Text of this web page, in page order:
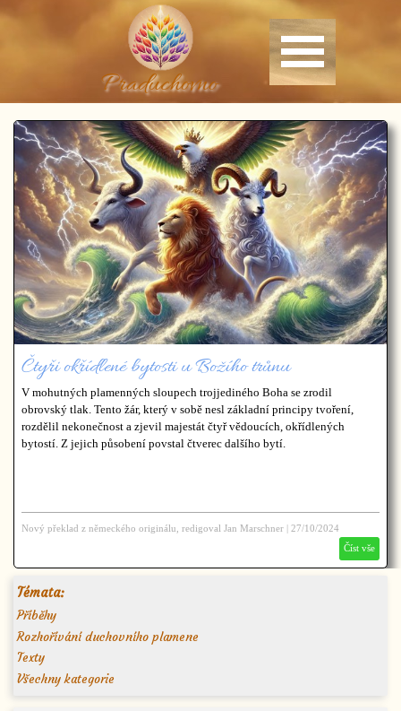
Praduchovno
Čtyři okřídlené bytosti u Božího trůnu
V mohutných plamenných sloupech trojjediného Boha se zrodil
obrovský tlak. Tento žár, který v sobě nesl základní principy tvoření,
rozdělil nekonečnost a zjevil majestát čtyř vědoucích, okřídlených
bytostí. Z jejich působení povstal čtverec dalšího bytí.
Nový překlad z německého originálu, redigoval Jan Marschner
27/10/2024
Číst vše
Témata:
Příběhy
Rozhořívání duchovního plamene
Texty
Všechny kategorie